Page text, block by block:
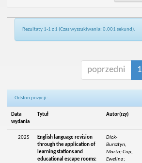
Rezultaty 1-1 z 1 (Czas wyszukiwania: 0.001 sekund).
poprzedni 1
Odsłon pozycji:
Data
wydania
Tytuł Autor(rzy)
2025
English language revision
through the application of
learning stations and
educational escape rooms:
Dick-
Bursztyn,
Marta; Cop,
Ewelina;